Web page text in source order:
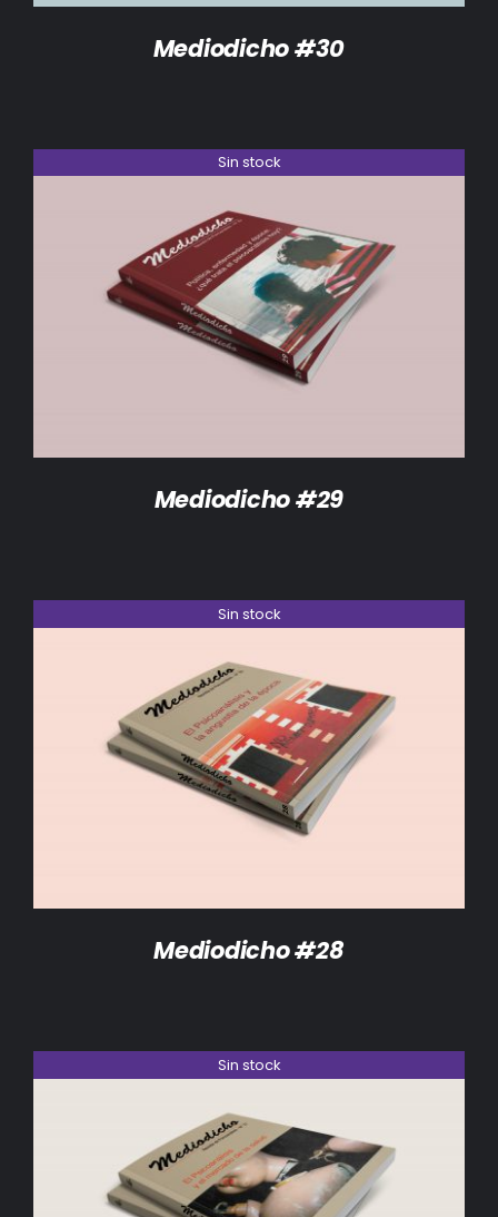
Mediodicho #30
Sin stock
DETALLES
Mediodicho #29
Sin stock
DETALLES
Mediodicho #28
Sin stock
DETALLES